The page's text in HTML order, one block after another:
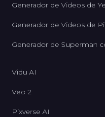
Generador de Videos de
Generador de Videos de
Generador de Superman
Vidu AI
Veo 2
Pixverse AI